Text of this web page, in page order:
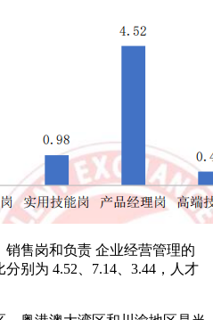
售岗和负责 企业经营管理的
别为 4.52、7.14、3.44，人才